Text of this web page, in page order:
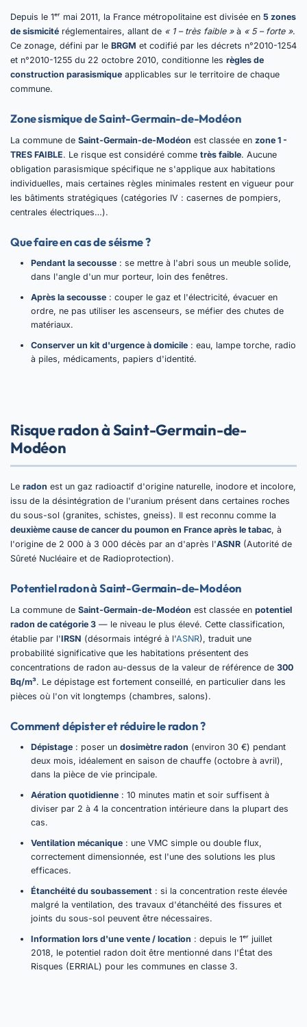
Depuis le 1ᵉʳ mai 2011, la France métropolitaine est divisée en 5 zones
de sismicité réglementaires, allant de « 1 – très faible »à « 5 – forte ».
Ce zonage, défini par le BRGM et codifié par les décrets n°2010-1254
et n°2010-1255 du 22 octobre 2010, conditionne les règles de
construction parasismique applicables sur le territoire de chaque
commune.
Zone sismique de Saint-Germain-de-Modéon
La commune de Saint-Germain-de-Modéon est classée en zone 1 -
TRES FAIBLE. Le risque est considéré comme très faible. Aucune
obligation parasismique spécifique ne s'applique aux habitations
individuelles, mais certaines règles minimales restent en vigueur pour
les bâtiments stratégiques (catégories IV : casernes de pompiers,
centrales électriques…).
Que faire en cas de séisme ?
Pendant la secousse : se mettre à l'abri sous un meuble solide,
dans l'angle d'un mur porteur, loin des fenêtres.
Après la secousse : couper le gaz et l'électricité, évacuer en
ordre, ne pas utiliser les ascenseurs, se méfier des chutes de
matériaux.
Conserver un kit d'urgence à domicile : eau, lampe torche, radio
à piles, médicaments, papiers d'identité.
Risque radon à Saint-Germain-de-
Modéon
Le radon est un gaz radioactif d'origine naturelle, inodore et incolore,
issu de la désintégration de l'uranium présent dans certaines roches
du sous-sol (granites, schistes, gneiss). Il est reconnu comme la
deuxième cause de cancer du poumon en France après le tabac, à
l'origine de 2 000 à 3 000 décès par an d'après l'ASNR (Autorité de
Sûreté Nucléaire et de Radioprotection).
Potentiel radon à Saint-Germain-de-Modéon
La commune de Saint-Germain-de-Modéon est classée en potentiel
radon de catégorie 3 — le niveau le plus élevé. Cette classification,
établie par l'IRSN (désormais intégré à l'ASNR), traduit une
probabilité significative que les habitations présentent des
concentrations de radon au-dessus de la valeur de référence de 300
Bq/m³. Le dépistage est fortement conseillé, en particulier dans les
pièces où l'on vit longtemps (chambres, salons).
Comment dépister et réduire le radon ?
Dépistage : poser un dosimètre radon (environ 30 €) pendant
deux mois, idéalement en saison de chauffe (octobre à avril),
dans la pièce de vie principale.
Aération quotidienne : 10 minutes matin et soir suffisent à
diviser par 2 à 4 la concentration intérieure dans la plupart des
cas.
Ventilation mécanique : une VMC simple ou double flux,
correctement dimensionnée, est l'une des solutions les plus
efficaces.
Étanchéité du soubassement : si la concentration reste élevée
malgré la ventilation, des travaux d'étanchéité des fissures et
joints du sous-sol peuvent être nécessaires.
Information lors d'une vente / location : depuis le 1ᵉʳ juillet
2018, le potentiel radon doit être mentionné dans l'État des
Risques (ERRIAL) pour les communes en classe 3.